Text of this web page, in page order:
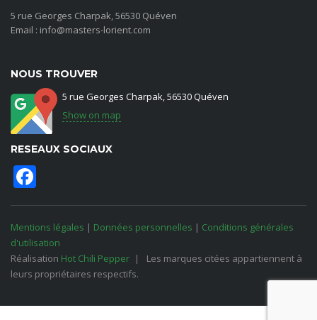
5 rue Georges Charpak, 56530 Quéven
Email : info@masters-lorient.com
NOUS TROUVER
5 rue Georges Charpak, 56530 Quéven
Show on map
RESEAUX SOCIAUX
Mentions légales | Données personnelles | Conditions générales
d'utilisation
Réalisation Hot Chili Pepper
Les marques citées appartiennent à
leurs propriétaires respectifs.